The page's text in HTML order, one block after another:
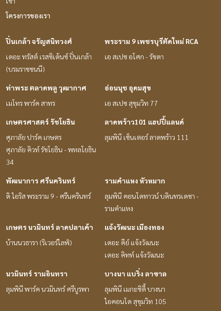
โครงการของเรา
ปิ่นเกล้า จรัญสนิทวงศ์
เดอะ ทรัสต์ เรสซิเด้นซ์ ปิ่นเกล้า
(บรมราชชนนี)
พระราม 9 เพชรบุรีตัดใหม่ RCA
เอ สเปซ อโศก - รัชดา
ท่าพระ ตลาดพลู วุฒากาศ
เมโทร พาร์ค สาทร
อ่อนนุช อุดมสุข
เอ สเปซ สุขุมวิท 77
เกษตรศาสตร์ รัชโยธิน
ศุภาลัย ปาร์ค เกษตร
ศุภาลัย คิวท์ รัชโยธิน - พหลโยธิน
34
ลาดพร้าว101 แฮปปี้แลนด์
ลุมพินี เซ็นเตอร์ ลาดพร้าว 111
พัฒนาการ ศรีนครินทร์
ดิ ไอริส พระราม 9 - ศรีนครินทร์
รามคำแหง หัวหมาก
ลุมพินี คอนโดทาวน์ บดินทรเดชา -
รามคำแหง
เกษตร นวมินทร์ ลาดปลาเค้า
บ้านนวธารา (ริเวอร์ไลฟ์)
แจ้งวัฒนะ เมืองทอง
เดอะ คีย์ แจ้งวัฒนะ
เดอะ คิทท์ แจ้งวัฒนะ
นวมินทร์ รามอินทรา
ลุมพินี พาร์ค นวมินทร์ ศรีบูรพา
บางนา แบริ่ง ลาซาล
ลุมพินี เมกะซิตี้ บางนา
ไอคอนโด สุขุมวิท 105